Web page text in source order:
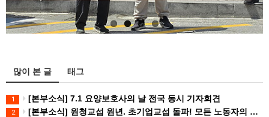
많이 본 글 태그
1 [본부소식] 7.1 요양보호사의 날 전국 동시 기자회견
2 [본부소식] 원청교섭 원년. 초기업교섭 돌파! 모든 노동자의 노동기본권 쟁취! 민주노총 7.15 총파업대회